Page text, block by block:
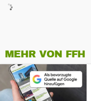
MEHR VON FFH